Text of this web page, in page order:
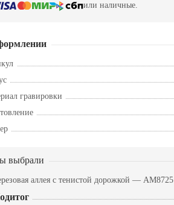
или наличные.
гравировки
выбрали
аллея с тенистой дорожкой — AM8725